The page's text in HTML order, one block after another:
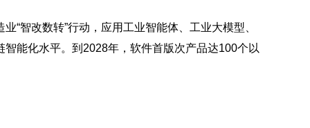
“智改数转”行动，应用工业智能体、工业大模型、
能化水平。到2028年，软件首版次产品达100个以